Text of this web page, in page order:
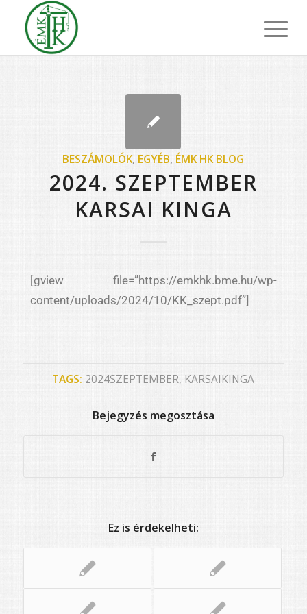
BESZÁMOLÓK, EGYÉB, ÉMK HK BLOG
2024. SZEPTEMBER
KARSAI KINGA
[gview file=”https://emkhk.bme.hu/wp-
content/uploads/2024/10/KK_szept.pdf”]
TAGS: 2024SZEPTEMBER, KARSAIKINGA
Bejegyzés megosztása
Ez is érdekelheti: